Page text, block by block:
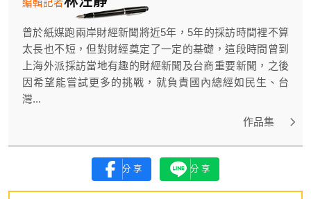
曾於紙媒跑兩岸財經新聞將近5年，5年的採訪時間裡不算
太長也不短，但對財經奠定了一定的基礎，這段時間曾到
上海外派採訪當地有趣的財經新聞及台商重要新聞，之後
因希望能嘗試更多的挑戰，就負責國內總經如民生、台
灣...
作品集
分享 分享